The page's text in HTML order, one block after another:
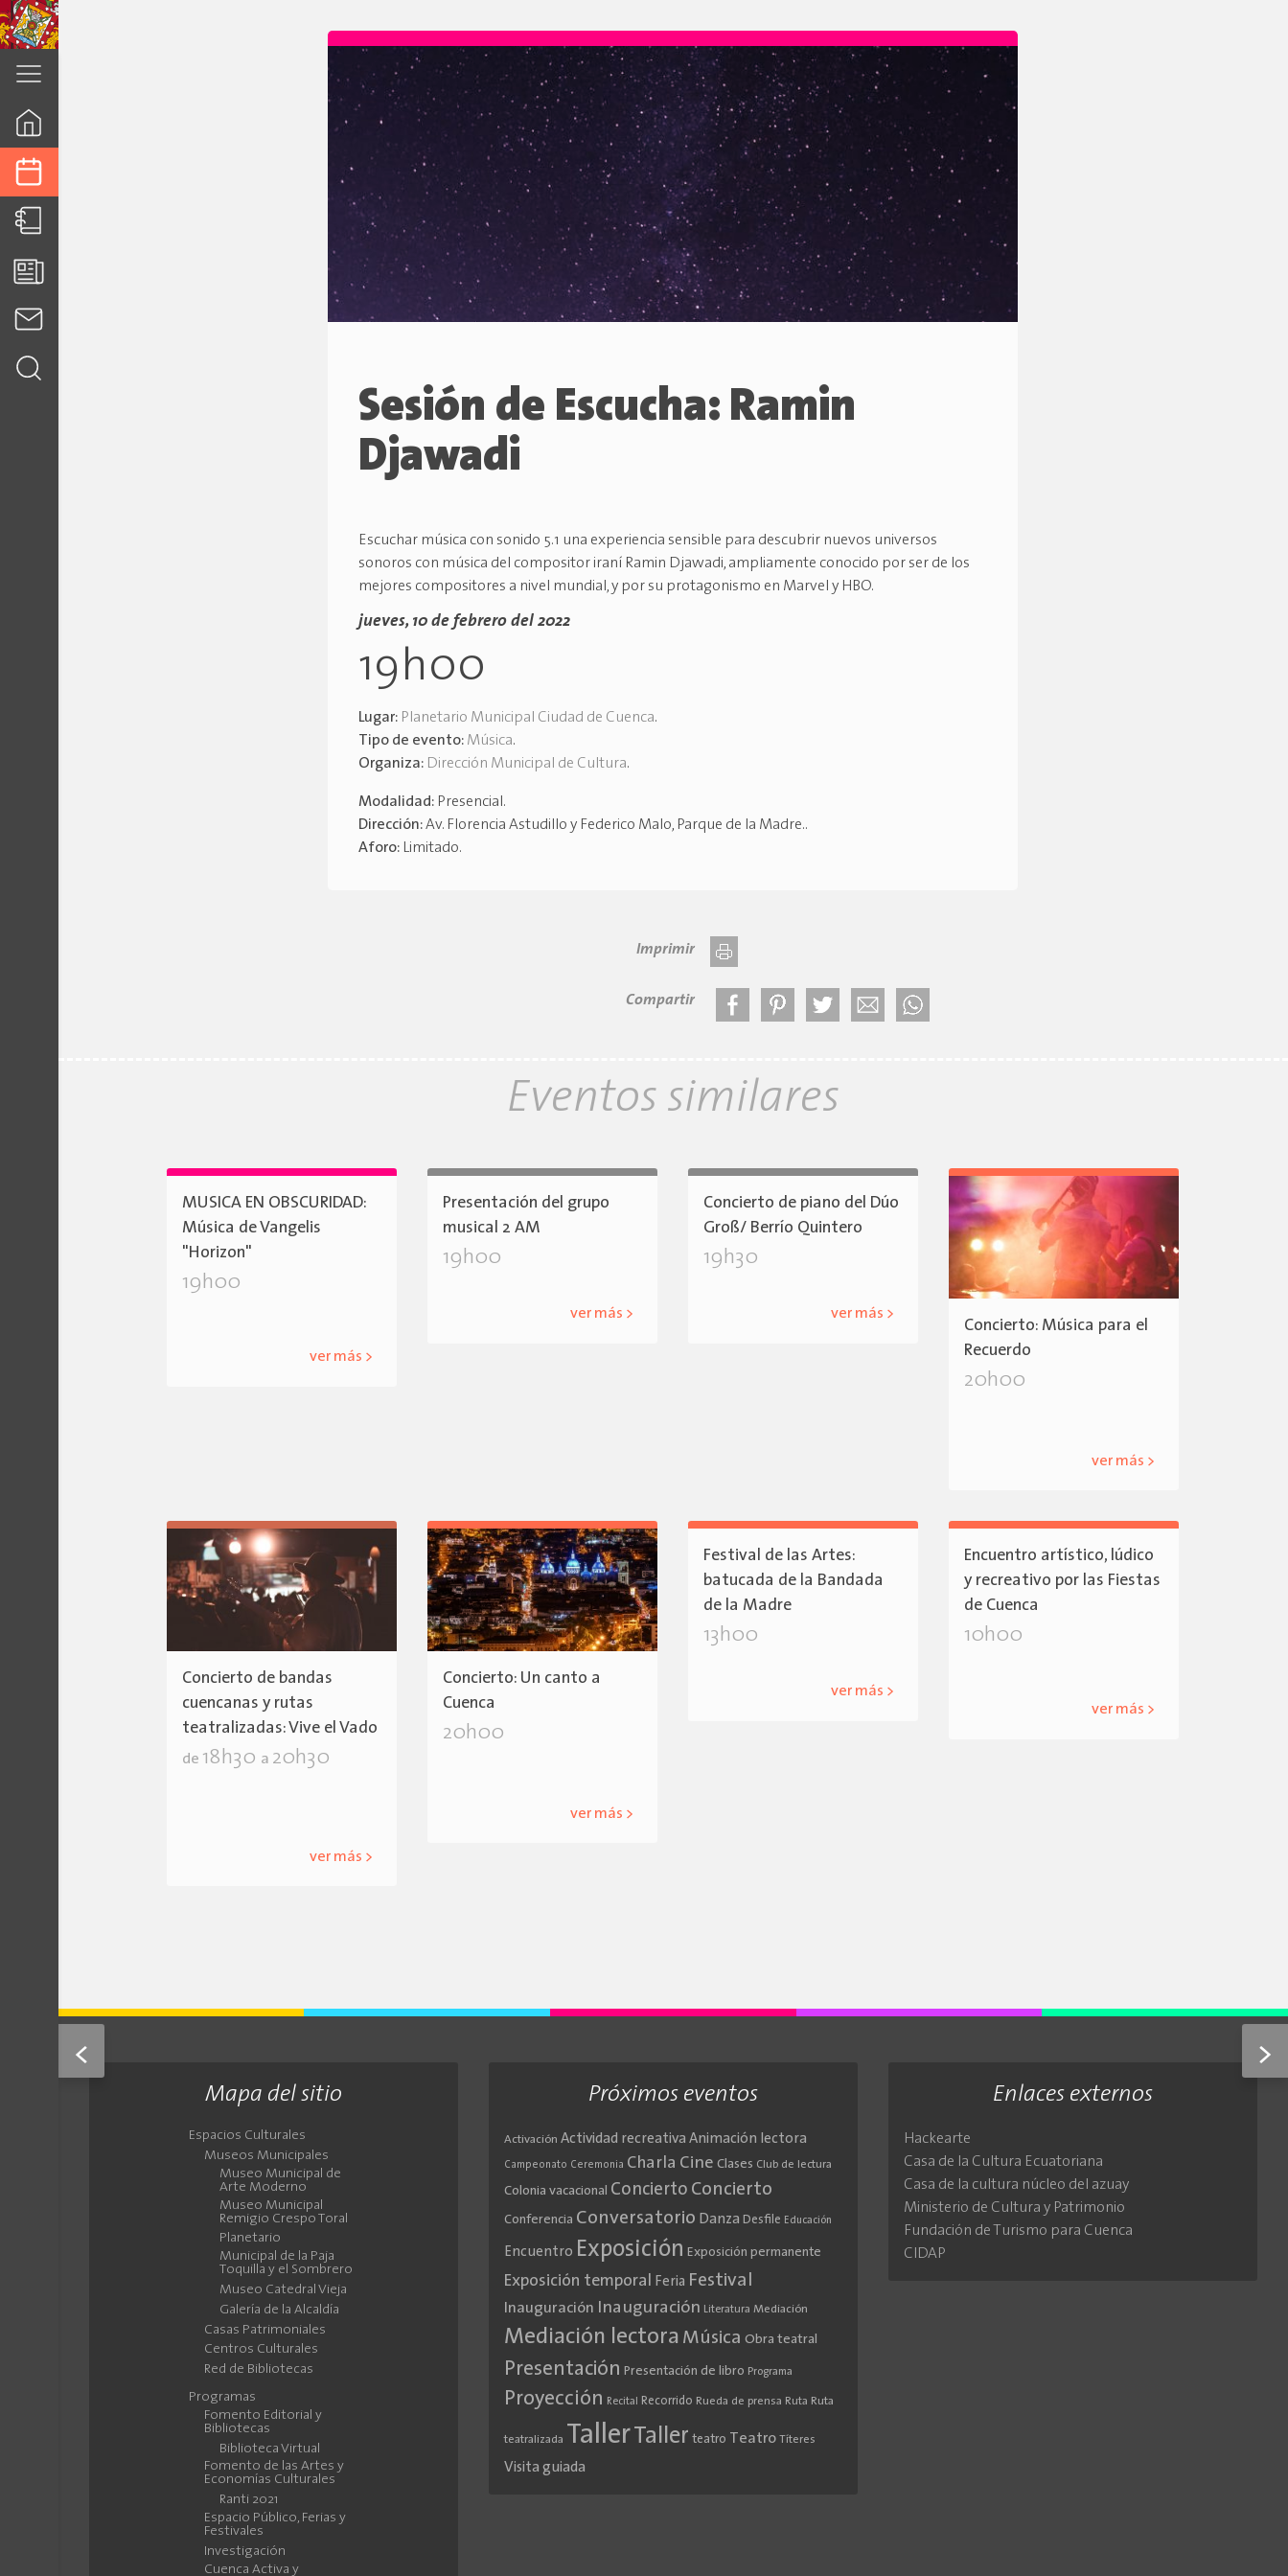
Sesión de Escucha: Ramin
Djawadi
Escuchar música con sonido 5.1 una experiencia sensible para descubrir nuevos universos
sonoros con música del compositor iraní Ramin Djawadi, ampliamente conocido por ser de los
mejores compositores a nivel mundial, y por su protagonismo en Marvel y HBO.
jueves, 10 de febrero del 2022
19h00
Lugar: Planetario Municipal Ciudad de Cuenca.
Tipo de evento: Música.
Organiza: Dirección Municipal de Cultura.
Modalidad: Presencial.
Dirección:Av. Florencia Astudillo y Federico Malo, Parque de la Madre..
Aforo: Limitado.
Imprimir
Compartir
< >
Eventos similares
MUSICA EN OBSCURIDAD:
Música de Vangelis
"Horizon"
19h00
ver más >
Presentación del grupo
musical 2 AM
19h00
ver más >
Concierto de piano del Dúo
Groß/ Berrío Quintero
19h30
ver más >
Concierto: Música para el
Recuerdo
20h00
ver más >
Concierto de bandas
cuencanas y rutas
teatralizadas: Vive el Vado
de 18h30 a 20h30
ver más >
Concierto: Un canto a
Cuenca
20h00
ver más >
Festival de las Artes:
batucada de la Bandada
de la Madre
13h00
ver más >
Encuentro artístico, lúdico
y recreativo por las Fiestas
de Cuenca
10h00
ver más >
Mapa del sitio
Espacios Culturales
Museos Municipales
Museo Municipal de
Arte Moderno
Museo Municipal
Remigio Crespo Toral
Planetario
Municipal de la Paja
Toquilla y el Sombrero
Museo Catedral Vieja
Galería de la Alcaldía
Casas Patrimoniales
Centros Culturales
Red de Bibliotecas
Programas
Fomento Editorial y
Bibliotecas
Biblioteca Virtual
Fomento de las Artes y
Economías Culturales
Ranti 2021
Espacio Público, Ferias y
Festivales
Investigación
Cuenca Activa y
Próximos eventos
Activación Actividad recreativa Animación lectora
Campeonato Ceremonia Charla Cine Clases Club de lectura
Colonia vacacional Concierto Concierto
Conferencia Conversatorio Danza Desfile Educación
Encuentro Exposición Exposición permanente
Exposición temporal Feria Festival
Inauguración Inauguración Literatura Mediación
Mediación lectora Música Obra teatral
Presentación Presentación de libro Programa
Proyección Recital Recorrido Rueda de prensa Ruta Ruta
teatralizada Taller Taller teatro Teatro Títeres
Visita guiada
Enlaces externos
Hackearte
Casa de la Cultura Ecuatoriana
Casa de la cultura núcleo del azuay
Ministerio de Cultura y Patrimonio
Fundación de Turismo para Cuenca
CIDAP